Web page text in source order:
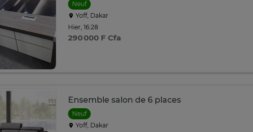
Neuf
Yoff, Dakar
Hier, 16:28
290 000 F Cfa
Ensemble salon de 6 places
Neuf
Yoff, Dakar